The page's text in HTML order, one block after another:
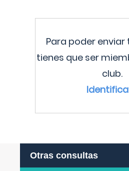
Para poder
tienes que ser
club.
Otras consultas